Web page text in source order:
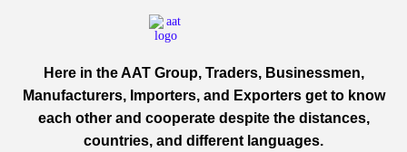
Here in the AAT Group, Traders, Businessmen,
Manufacturers, Importers, and Exporters get to know
each other and cooperate despite the distances,
countries, and different languages.